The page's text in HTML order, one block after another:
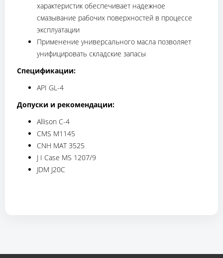
характеристик обеспечивает надежное
смазывание рабочих поверхностей в процессе
эксплуатации
Применение универсального масла позволяет
унифицировать складские запасы
Спецификации:
API GL-4
Допуски и рекомендации:
Allison C-4
CMS M1145
CNH MAT 3525
J I Case MS 1207/9
JDM J20C